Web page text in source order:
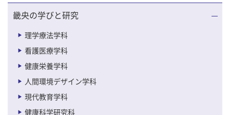
畿央の学びと研究
理学療法学科
看護医療学科
健康栄養学科
人間環境デザイン学科
現代教育学科
健康科学研究科